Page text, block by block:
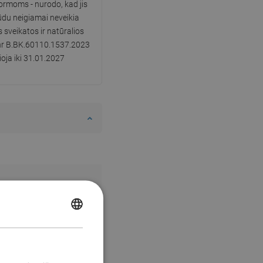
- nurodo, kad jis
neigiamai neveikia
sveikatos ir natūralios
B.BK.60110.1537.2023
iki 31.01.2027